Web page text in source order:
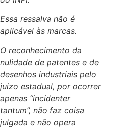
Essa ressalva não é
aplicável às marcas.
O reconhecimento da
nulidade de patentes e de
desenhos industriais pelo
juízo estadual, por ocorrer
apenas “incidenter
tantum”, não faz coisa
julgada e não opera